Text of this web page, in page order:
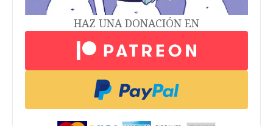
HAZ UNA DONACIÓN EN